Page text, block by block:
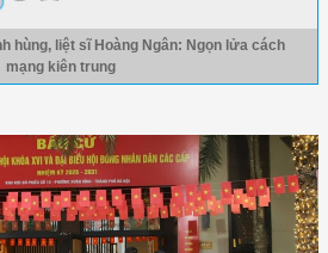
hùng, liệt sĩ Hoàng Ngân: Ngọn lửa cách
mạng kiên trung